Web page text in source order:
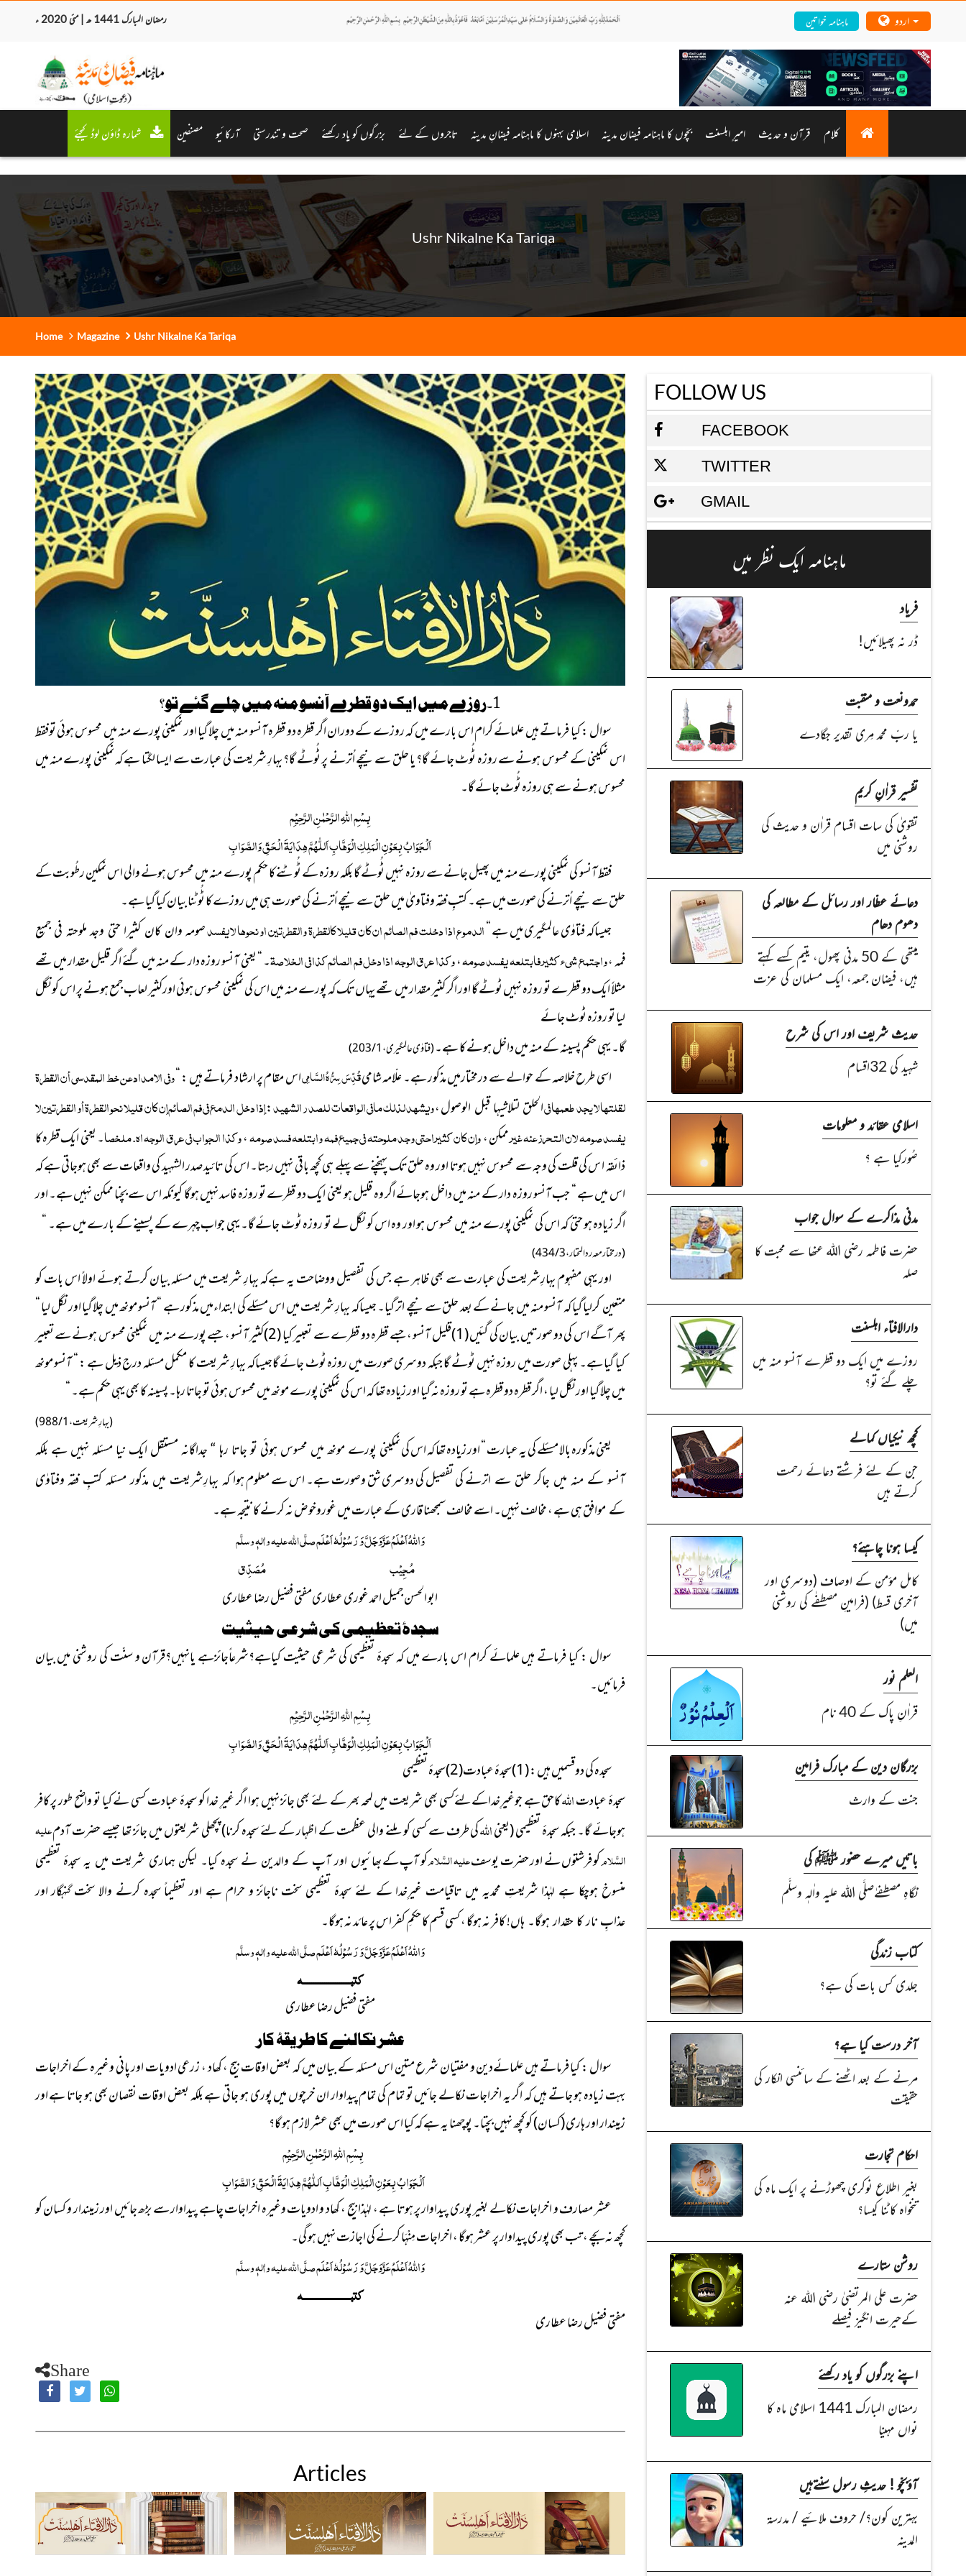
رمضان المبارک 1441 ھ | مئی 2020 ء ماہنامہ خواتین
کلام قرآن و حدیث امیرِ اہلسنت بچّوں کا ماہنامہ فیضان مدینہ اسلامی بہنوں کا ماہنامہ فیضانِ مدینہ تاجروں کے لئے بزرگوں کو یاد رکھئے صحت و تندرستی آرکائیو مصنفین شمارہ ڈاؤن لوڈ کیجئے
Ushr Nikalne Ka Tariqa
Home Magazine Ushr Nikalne Ka Tariqa
1۔روزے میں ایک دو قطرے آنسو منہ میں چلے گئے تو؟
سوال : کیا فرماتے ہیں علمائے کرام اس بارے میں کہ روزے کے دوران اگر قطرہ دو قطرہ آنسو منہ میں چلا گیا اور نمکینی پورے منہ میں محسوس ہوئی توفقط
اس نمکینی کے محسوس ہونے سے روزہ ٹُوٹ جائے گا؟ یا حلق سے نیچے اُترنے پر ٹُوٹے گا؟ بہارِ شریعت کی عبارت سے ایسا لگتا ہے کہ نمکینی پورے منہ میں
محسوس ہونے سے ہی روزہ ٹُوٹ جائے گا۔
بِسْمِ اللّٰہِ الرَّحْمٰنِ الرَّحِیْمِ
اَلْجَوَابُ بِعَوْنِ الْمَلِکِ الْوَھَّابِ اَللّٰھُمَّ ھِدَایَۃَ الْحَقِّ وَالصَّوَابِ
فقط آنسو کی نمکینی پورے منہ میں پھیل جانے سے روزہ نہیں ٹُوٹے گا بلکہ روزہکےٹُوٹنے کا حکم پورے منہ میں محسوس ہونے والی اس نمکین رطُوبت کے
حلق سے نیچے اُترنے کی صورت میں ہے۔ کتبِ فقہ وفتاویٰ میں حلق سے نیچے اُترنے کی صورت ہی میں روزے کا ٹُوٹنا بیان کیا گیا ہے۔
جیساکہ فتاوٰی عالمگیری میں ہے “الدموع اذا دخلت فم الصائم ان كان قليلا كالقطرة والقطرتين او نحوها لا يفسدصومه وان كان كثيرا حتى وجد ملوحته في جميع
فمه،واجتمعشيء كثير فابتلعه يفسد صومه،وكذا عرق الوجه اذا دخل فم الصائم كذا في الخلاصة۔ “ یعنی آنسو روزہ دار کے منہ میں گئے اگر قلیل مقدار میں تھے
مثلاً ایک دو قطرے تو روزہ نہیں ٹوٹے گا اور اگر کثیر مقدار میں تھے یہاں تک کہ پورے منہ میں اس کی نمکینی محسوس ہوئی اورکثیر لعاب جمع ہونے پر اس کو نگل
لیا تو روزہ ٹوٹ جائے
گا۔ یہی حکم پسینہ کے منہ میں داخل ہونے کا ہے۔(فتاوٰی عالمگیری ، 1 / 203)
اسی طرح خلاصہ کے حوالے سے درمختارمیں مذکور ہے۔ علّامہ شامیقُدِّسَ سِرُّہُ السَّامِیاس مقام پر ارشاد فرماتے ہیں : “وفي الامداد عن خط المقدسي أن القطرة
لقلتها لا يجد طعمها فيالحلق لتلاشيها قبل الوصول،ويشهد لذلك مافي الواقعاتللصدر الشهيد:إذا دخل الدمع في فم الصائم إن كان قليلا نحو القطرة أو القطرتين لا
يفسد صومه لان التحرز عنه غيرممكن،وإن كان كثيرا حتى وجد ملوحته في جميع فمه وابتلعهفسد صومه،وكذا الجواب في عرق الوجه اه. ملخصا۔ یعنی ایک قطرہ کا
ذائقہ ا س کی قلت کی وجہ سے محسوس نہیں ہوتا اور وہ حلق تک پہنچنے سے پہلے ہی کچھ باقی نہیں رہتا۔ اس کی تائید صدر الشہید کی واقعات سے بھی ہوجاتی ہے کہ
اس میں ہے “ جب آنسو روزہ دار کے منہ میں داخل ہوجائے اگر وہ قلیل ہو یعنی ایک دو قطرے تو روزہ فاسد نہیں ہوگا کیونکہ اس سے بچنا ممکن نہیں ہے۔ اور
اگر زیادہ ہو حتی کہ اس کی نمکینی پورے منہ میں محسوس ہو اور وہ اس کو نگل لے تو روزہ ٹوٹ جائے گا۔ یہی جواب چہرے کے پسینے کے بارے میں ہے۔ “
(درمختار معہ رد المحتار ، 3 / 434)
اور یہی مفہوم بہارِشریعت کی عبارت سے بھی ظاہر ہے جس کی تفصیل ووضاحت یہ ہےکہ بہارِ شریعت میں مسئلہ بیان کرتے ہوئے اولاً اس بات کو
متعین کرلیا گیا کہ آنسو منہ میں جانے کے بعد حلق سے نیچے اتر گیا۔ جیساکہ بہارِ شریعت میں اس مسئلے کی ابتداءمیں مذکور ہے “ آنسو مونھ میں چلا گیا اور نگل لیا “
پھر آگے اس کی دو صورتیں بیان کی گئیں (1)قلیل آنسو ، جسے قطرہ دو قطرے سے تعبیر کیا (2)کثیر آنسو ، جسے پورے منہ میں نمکینی محسوس ہونے سے تعبیر
کیا گیا ہے۔ پہلی صورت میں روزہ نہیں ٹوٹے گا جبکہ دوسری صورت میں روزہ ٹوٹ جائے گاجیساکہ بہارِ شریعت کا مکمل مسئلہ درج ذیل ہے : “ آنسو مونھ
میں چلا گیا اور نگل لیا ، اگر قطرہ دو قطرہ ہے تو روزہ نہ گیا اور زیادہ تھا کہ اس کی نمکینی پورے مونھ میں محسوس ہوئی تو جاتا رہا۔ پسینہ کا بھی یہی حکم ہے۔ “
(بہارِ شریعت ، 1 / 988)
یعنی مذکورہ بالا مسئلے کی یہ عبارت “ اور زیادہ تھا کہ اس کینمکینی پورے مونھ میں محسوس ہوئی تو جاتا رہا “ جداگانہ مستقل ایک نیا مسئلہ نہیں ہے بلکہ
آنسو کے منہ میں جاکر حلق سے اترنےکی تفصیل کی دوسری شق وصورت ہے۔ اس سے معلومہوا کہ بہارِشریعت میں مذکور مسئلہ کتبِ فقہ وفتاوٰی
کے موافقہی ہے،مخالف نہیں۔ اسے مخالف سمجھنا قاری کے عبارت میں غوروخوض نہ کرنے کا نتیجہ ہے۔
وَاللہُ اَعْلَمُ عَزَّوَجَلَّ وَ رَسُوْلُہٗ اَعْلَمصلَّی اللہ علیہ واٰلہٖ وسلَّم
مُجِیْب مُصَدِّق
ابو الحسن جمیل احمد غوری عطاریمفتی فضیل رضا عطاری
سجدۂ تعظیمی کی شرعی حیثیت
سوال :کیا فرماتے ہیں علمائے کرام اس بارے میں کہ سجدۂ تعظیمی کی شرعی حیثیت کیاہے؟شرعاًجائزہے یانہیں؟قرآن و سنّت کی روشنی میں بیان
فرمائیں۔
بِسْمِ اللّٰہِ الرَّحْمٰنِ الرَّحِیْمِ
اَلْجَوَابُ بِعَوْنِ الْمَلِکِ الْوَھَّابِ اَللّٰھُمَّ ھِدَایَۃَ الْحَقِّ وَالصَّوَابِ
سجدہ کی دوقسمیں ہیں : (1)سجدۂ عبادت(2)سجدۂ تعظیمی
سجدۂ عبادتاللہکاحق ہے جوغیرِخداکےلئےکسی بھی شریعت میں لمحہ بھر کے لئے بھی جائز نہیں ہوا اگر غیرِ خدا کو سجدۂ عبادت کسی نے کیا تو واضح طور پر کافر
ہوجائے گا۔ جبکہ سجدۂ تعظیمی (یعنیاللہکی طرف سے کسی کو ملنے والی عظمت کے اظہار کے لئے سجدہ کرنا) پچھلی شریعتوں میں جائز تھا جیسے حضرت آدمعلیہ
السَّلامکو فرشتوں نے اور حضرت یوسفعلیہ السَّلامکو آپ کےبھائیوں اور آپ کے والدین نے سجدہ کیا۔ لیکن ہماری شریعت میں یہ سجدۂ تعظیمی
منسوخ ہوچکا ہے لہٰذا شریعتِ محمدیہ میں تاقیامت غیرِخدا کے لئے سجدۂ تعظیمی سخت ناجائز و حرام ہے اور تعظیماً سجدہ کرنے والا سخت گنہگار اور
عذابِِ نار کا حقدار ہوگا۔ ہاں!کافر نہ ہوگا،کسی قسم کا حکمِ کفر اس پر عائد نہ ہوگا۔
وَاللہُ اَعْلَمُ عَزَّوَجَلَّ وَ رَسُوْلُہٗ اَعْلَمصلَّی اللہ علیہ واٰلہٖ وسلَّم
کتبــــــــــــــــــــــہ
مفتی فضیل رضا عطاری
عشر نکالنے کا طریقۂکار
سوال :کیا فرماتے ہیں علمائےدین و مفتیان شرع متین اس مسئلہ کے بیان میں کہ بعض اوقات بیج ، کھاد ، زرعی ادویات اور پانی وغیرہ کے اخراجات
بہت زیادہ ہو جاتے ہیں کہ اگر یہ اخراجات نکالے جائیں تو تمام کی تمام پیداوار ان خرچوں میں پوری ہو جاتی ہے بلکہ بعض اوقات نقصان بھی ہو جاتا ہے اور
زمیندار اور ہاری (کسان) کو کچھ نہیں بچتا۔ پوچھنا یہ ہے کہ کیا اس صورت میں بھی عشر لازم ہو گا؟
بِسْمِ اللّٰہِ الرَّحْمٰنِ الرَّحِیْمِ
اَلْجَوَابُ بِعَوْنِ الْمَلِکِ الْوَھَّابِ اَللّٰھُمَّ ھِدَایَۃَ الْحَقِّ وَالصَّوَابِ
عشر مصارف و اخراجات نکالے بغیر پوری پیداوار پر ہوتا ہے ، لہٰذا بیج ، کھاد و ادویات وغیرہ اخراجات چاہے پیداوار سے بڑھ جائیں اور زمیندار و کسان کو
کچھ نہ بچے ، تب بھی پوری پیداوار پر عشر ہوگا ، اخراجات مِنْہَا کرنے کی اجازت نہیں ہو گی۔
وَاللہُ اَعْلَمُ عَزَّوَجَلَّ وَ رَسُوْلُہٗ اَعْلَمصلَّی اللہ علیہ واٰلہٖ وسلَّم
کتبــــــــــــــــــــــہ
مفتی فضیل رضا عطاری
Share
Articles
FOLLOW US
FACEBOOK
TWITTER
GMAIL
ماہنامہ ایک نظر میں
فریاد
ڈر نہ پھیلائیں!
حمدونعت و منقبت
یا ربِّ محمد مِری تقدیر جگادے
تفسیر قراٰنِ کریم
تقویٰ کی سات اقسام قراٰن و حدیث کی
روشنی میں
دعائے عطّار اور رسائل کے مطالعہ کی
دھوم دھام
میتھی کے 50 مدنی پھول، یتیم کسے کہتے
ہیں، فیضان جمعہ، ایک مسلمان کی عزت
حدیث شریف اور اس کی شرح
شہید کی 32اقسام
اسلامی عقائد و معلومات
صُورکیا ہے ؟
مدنی مذاکرے کے سوال جواب
حضرت فاطمہ رضی اللہ عنھا سے محبت کا
صلہ
دارالافتاء اہلسنت
روزے میں ایک دو قطرے آنسو منہ میں
چلے گئے تو؟
کچھ نیکیاں کمالے
جن کے لئے فرشتے دعائے رحمت
کرتے ہیں
کیسا ہونا چاہئے؟
کامل مؤمن کے اوصاف (دوسری اور
آخری قسط) (فرامینِ مصطفٰے کی روشنی
میں)
العلم نور
قراٰنِ پاک کے 40 نام
بزرگان دین کے مبارک فرامین
جنت کے وارث
باتیں میرے حضور ﷺ کی
نگاہِ مصطفےٰصلَّی اللہ علیہ واٰلہٖ وسلَّم
کتاب زندگی
جلدی کس بات کی ہے؟
آخر درست کیا ہے؟
مرنے کے بعد اٹھنے کے سائنسی انکار کی
حقیقت
احکام تجارت
بغیر اطلاع نوکری چھوڑنے پر ایک ماہ کی
تنخواہ کاٹنا کیسا؟
روشن ستارے
حضرت علی المرتضیٰ رضی اللہ عنہ
کےحیرت انگیز فیصلے
اپنے بزرگوں کو یاد رکھئے
رمضان المبارک 1441 اسلامی ماہ کا
نواں مہینا
آؤبچّو ! حدیثِ رسول سنتےہیں
بہترین کون؟/ حروف ملائیے / مدرسۃ
المدینہ